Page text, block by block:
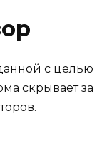
с целью
скрывает за